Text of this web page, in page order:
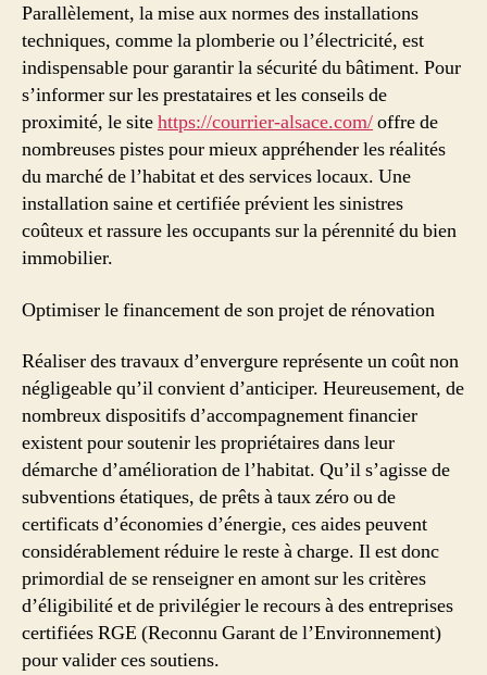
Parallèlement, la mise aux normes des installations
techniques, comme la plomberie ou l’électricité, est
indispensable pour garantir la sécurité du bâtiment. Pour
s’informer sur les prestataires et les conseils de
proximité, le sitehttps://courrier-alsace.com/offre de
nombreuses pistes pour mieux appréhender les réalités
du marché de l’habitat et des services locaux. Une
installation saine et certifiée prévient les sinistres
coûteux et rassure les occupants sur la pérennité du bien
immobilier.
Optimiser le financement de son projet de rénovation
Réaliser des travaux d’envergure représente un coût non
négligeable qu’il convient d’anticiper. Heureusement, de
nombreux dispositifs d’accompagnement financier
existent pour soutenir les propriétaires dans leur
démarche d’amélioration de l’habitat. Qu’il s’agisse de
subventions étatiques, de prêts à taux zéro ou de
certificats d’économies d’énergie, ces aides peuvent
considérablement réduire le reste à charge. Il est donc
primordial de se renseigner en amont sur les critères
d’éligibilité et de privilégier le recours à des entreprises
certifiées RGE (Reconnu Garant de l’Environnement)
pour valider ces soutiens.